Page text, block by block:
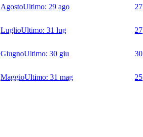
AgostoUltimo: 29 ago 27
LuglioUltimo: 31 lug 27
GiugnoUltimo: 30 giu 30
MaggioUltimo: 31 mag 25